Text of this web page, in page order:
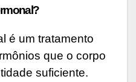
é um tratamento
que o corpo
suficiente.